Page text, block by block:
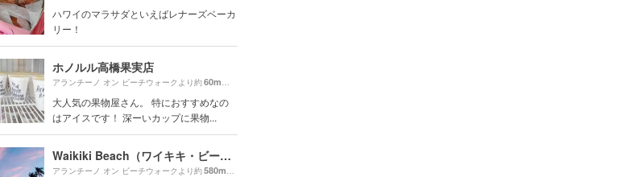
ハワイのマラサダといえばレナーズベーカ
リー！
ホノルル高橋果実店
アランチーノ オン ビーチウォークより約60m （徒歩2分）
大人気の果物屋さん。 特におすすめなの
はアイスです！ 深ーいカップに果物...
Waikiki Beach（ワイキキ・ビーチ）
アランチーノ オン ビーチウォークより約580m （徒歩10分）